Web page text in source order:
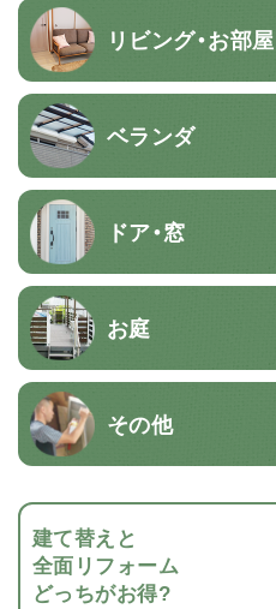
リビング・お部屋
ベランダ
ドア・窓
お庭
その他
建て替えと
全面リフォーム
どっちがお得?